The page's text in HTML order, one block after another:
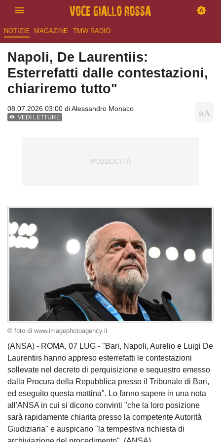
NOTIZIE MAGAZINE TMW RADIO
Napoli, De Laurentiis:
Esterrefatti dalle contestazioni,
chiariremo tutto"
08.07.2026 03:00 diAlessandro Monaco
VEDI LETTURE
© foto di www.imagephotoagency.it
(ANSA) - ROMA, 07 LUG - "Bari, Napoli, Aurelio e Luigi De
Laurentiis hanno appreso esterrefatti le contestazioni
sollevate nel decreto di perquisizione e sequestro emesso
dalla Procura della Repubblica presso il Tribunale di Bari,
ed eseguito questa mattina". Lo fanno sapere in una nota
all'ANSA in cui si dicono convinti "che la loro posizione
sarà rapidamente chiarita presso la competente Autorità
Giudiziaria" e auspicano "la tempestiva richiesta di